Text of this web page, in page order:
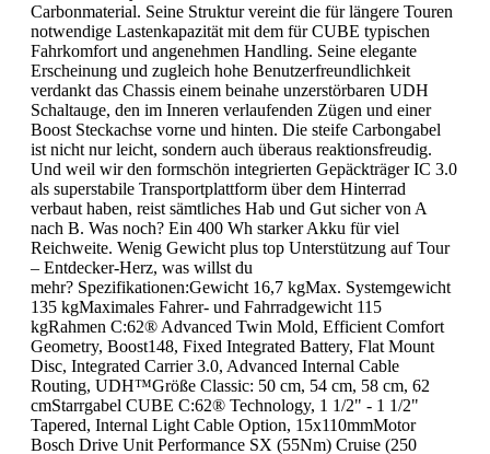
Carbonmaterial. Seine Struktur vereint die für längere Touren
notwendige Lastenkapazität mit dem für CUBE typischen
Fahrkomfort und angenehmen Handling. Seine elegante
Erscheinung und zugleich hohe Benutzerfreundlichkeit
verdankt das Chassis einem beinahe unzerstörbaren UDH
Schaltauge, den im Inneren verlaufenden Zügen und einer
Boost Steckachse vorne und hinten. Die steife Carbongabel
ist nicht nur leicht, sondern auch überaus reaktionsfreudig.
Und weil wir den formschön integrierten Gepäckträger IC 3.0
als superstabile Transportplattform über dem Hinterrad
verbaut haben, reist sämtliches Hab und Gut sicher von A
nach B. Was noch? Ein 400 Wh starker Akku für viel
Reichweite. Wenig Gewicht plus top Unterstützung auf Tour
– Entdecker-Herz, was willst du
mehr? Spezifikationen:Gewicht 16,7 kgMax. Systemgewicht
135 kgMaximales Fahrer- und Fahrradgewicht 115
kgRahmen C:62® Advanced Twin Mold, Efficient Comfort
Geometry, Boost148, Fixed Integrated Battery, Flat Mount
Disc, Integrated Carrier 3.0, Advanced Internal Cable
Routing, UDH™Größe Classic: 50 cm, 54 cm, 58 cm, 62
cmStarrgabel CUBE C:62® Technology, 1 1/2" - 1 1/2"
Tapered, Internal Light Cable Option, 15x110mmMotor
Bosch Drive Unit Performance SX (55Nm) Cruise (250